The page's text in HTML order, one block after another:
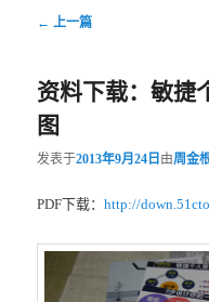
文章导航
← 上一篇
资料下载：敏捷
图
发表于2013年9月24日 由周金
PDF下载：http://